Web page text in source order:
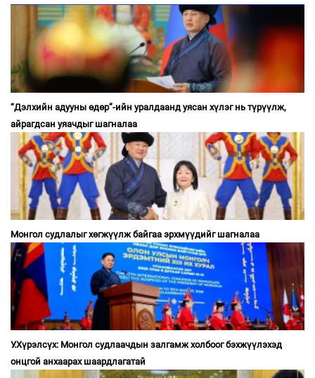
“Дэлхийн адууны өдөр”-ийн уралдаанд уясан хүлэг нь түрүүлж,
айрагдсан уяачдыг шагналаа
Монгол судлалыг хөгжүүлж байгаа эрхмүүдийг шагналаа
У.Хүрэлсүх: Монгол судлаачдын залгамж холбоог бэхжүүлэхэд
онцгой анхаарах шаардлагатай